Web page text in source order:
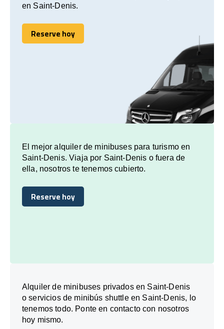
en Saint-Denis.
Reserve hoy
Reserve hoy
El mejor alquiler de minibuses para turismo en
Saint-Denis. Viaja por Saint-Denis o fuera de
ella, nosotros te tenemos cubierto.
Reserve hoy
Reserve hoy
Alquiler de minibuses privados en Saint-Denis
o servicios de minibús shuttle en Saint-Denis, lo
tenemos todo. Ponte en contacto con nosotros
hoy mismo.